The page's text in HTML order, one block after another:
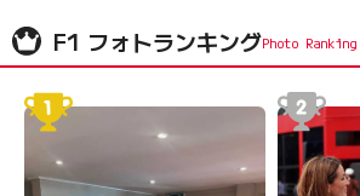
F1 フォトランキング